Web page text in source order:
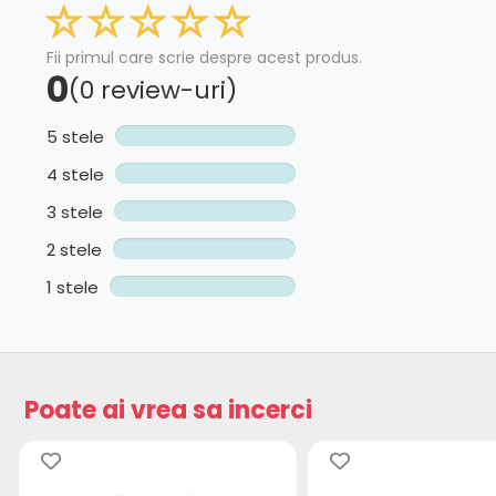
Fii primul care scrie despre acest produs.
0(0 review-uri)
5 stele
4 stele
3 stele
2 stele
1 stele
Poate ai vrea sa incerci